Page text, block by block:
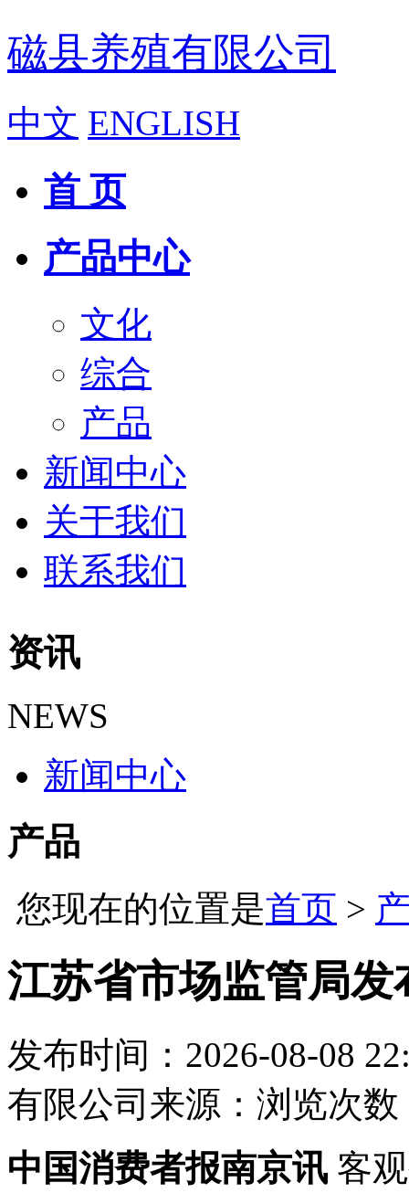
磁县养殖有限公司
中文 ENGLISH
首 页
产品中心
文化
综合
产品
新闻中心
关于我们
联系我们
资讯
NEWS
新闻中心
产品
您现在的位置是首页 >
江苏省市场监管局
发布时间：2026-08-08
有限公司 来源： 浏览次数
中国消费者报南京讯 客